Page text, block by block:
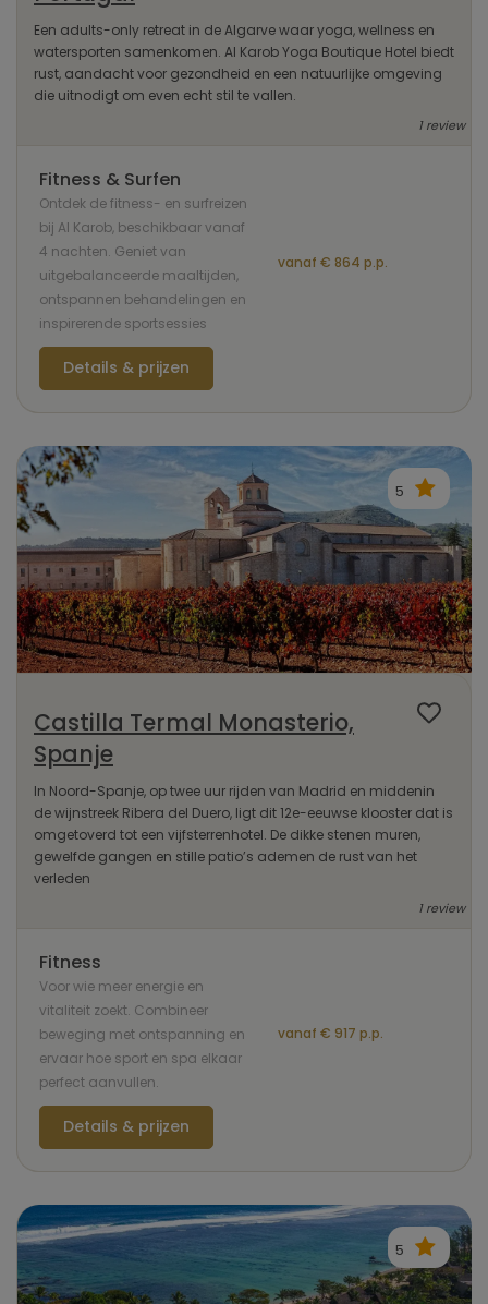
Een adults-only retreat in de Algarve waar yoga, wellness en
watersporten samenkomen. Al Karob Yoga Boutique Hotel biedt
rust, aandacht voor gezondheid en een natuurlijke omgeving
die uitnodigt om even echt stil te vallen.
1 review
Fitness & Surfen
Ontdek de fitness- en surfreizen
bij Al Karob, beschikbaar vanaf
4 nachten. Geniet van
uitgebalanceerde maaltijden,
ontspannen behandelingen en
inspirerende sportsessies
vanaf € 864 p.p.
Details & prijzen
5
Castilla Termal Monasterio,
Spanje
In Noord-Spanje, op twee uur rijden van Madrid en middenin
de wijnstreek Ribera del Duero, ligt dit 12e-eeuwse klooster dat is
omgetoverd tot een vijfsterrenhotel. De dikke stenen muren,
gewelfde gangen en stille patio’s ademen de rust van het
verleden
1 review
Fitness
Voor wie meer energie en
vitaliteit zoekt. Combineer
beweging met ontspanning en
ervaar hoe sport en spa elkaar
perfect aanvullen.
vanaf € 917 p.p.
Details & prijzen
5